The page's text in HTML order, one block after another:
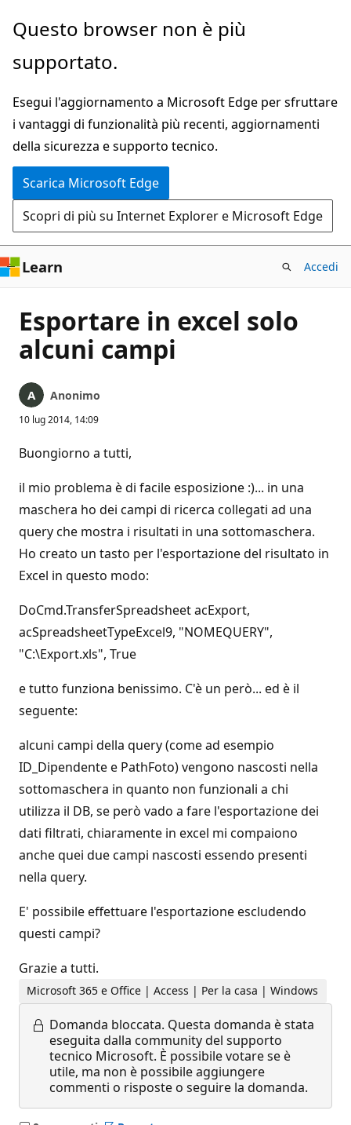
Ignora
passa
contenuto
principale
Questo browser non è più
supportato.
Esegui l'aggiornamento a Microsoft Edge per sfruttare
i vantaggi di funzionalità più recenti, aggiornamenti
della sicurezza e supporto tecnico.
Scarica Microsoft Edge
Scopri di più su Internet Explorer e Microsoft Edge
Learn Accedi
Esportare in excel solo
alcuni campi
Anonimo
10 lug 2014, 14:09
Buongiorno a tutti,
il mio problema è di facile esposizione :)... in una
maschera ho dei campi di ricerca collegati ad una
query che mostra i risultati in una sottomaschera.
Ho creato un tasto per l'esportazione del risultato in
Excel in questo modo:
DoCmd.TransferSpreadsheet acExport,
acSpreadsheetTypeExcel9, "NOMEQUERY",
"C:\Export.xls", True
e tutto funziona benissimo. C'è un però... ed è il
seguente:
alcuni campi della query (come ad esempio
ID_Dipendente e PathFoto) vengono nascosti nella
sottomaschera in quanto non funzionali a chi
utilizza il DB, se però vado a fare l'esportazione dei
dati filtrati, chiaramente in excel mi compaiono
anche quei due campi nascosti essendo presenti
nella query.
E' possibile effettuare l'esportazione escludendo
questi campi?
Grazie a tutti.
Microsoft 365 e Office | Access | Per la casa | Windows
Domanda bloccata. Questa domanda è stata
eseguita dalla community del supporto
tecnico Microsoft. È possibile votare se è
utile, ma non è possibile aggiungere
commenti o risposte o seguire la domanda.